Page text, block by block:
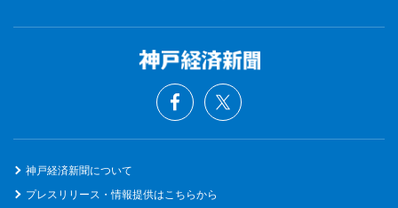
神戸経済新聞について
プレスリリース・情報提供はこちらから